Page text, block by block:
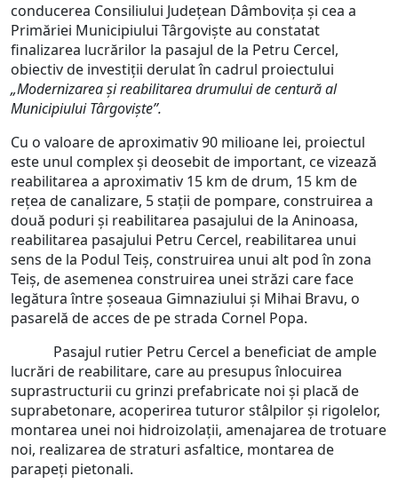
conducerea Consiliului Județean Dâmbovița și cea a
Primăriei Municipiului Târgoviște au constatat
finalizarea lucrărilor la pasajul de la Petru Cercel,
obiectiv de investiții derulat în cadrul proiectului
„Modernizarea și reabilitarea drumului de centură al
Municipiului Târgoviște”.
Cu o valoare de aproximativ 90 milioane lei, proiectul
este unul complex și deosebit de important, ce vizează
reabilitarea a aproximativ 15 km de drum, 15 km de
rețea de canalizare, 5 stații de pompare, construirea a
două poduri și reabilitarea pasajului de la Aninoasa,
reabilitarea pasajului Petru Cercel, reabilitarea unui
sens de la Podul Teiș, construirea unui alt pod în zona
Teiș, de asemenea construirea unei străzi care face
legătura între șoseaua Gimnaziului și Mihai Bravu, o
pasarelă de acces de pe strada Cornel Popa.
Pasajul rutier Petru Cercel a beneficiat de ample
lucrări de reabilitare, care au presupus înlocuirea
suprastructurii cu grinzi prefabricate noi și placă de
suprabetonare, acoperirea tuturor stâlpilor și rigolelor,
montarea unei noi hidroizolații, amenajarea de trotuare
noi, realizarea de straturi asfaltice, montarea de
parapeți pietonali.